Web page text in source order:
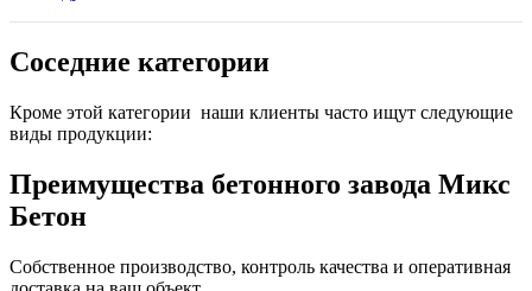
Соседние категории
Кроме этой категории наши клиенты часто ищут следующие
виды продукции:
Преимущества бетонного завода Микс
Бетон
Собственное производство, контроль качества и оперативная